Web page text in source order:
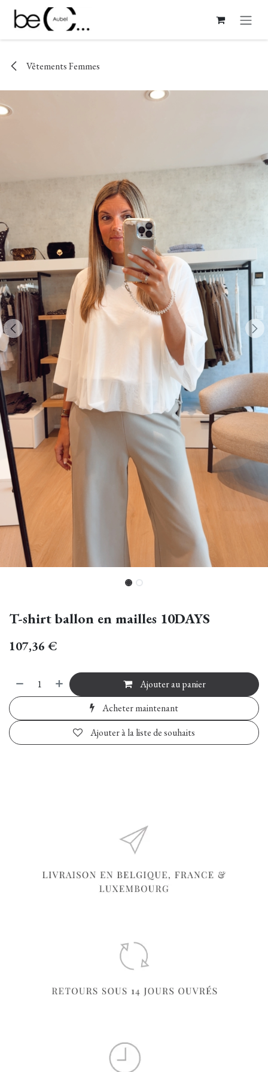
Se rendre au contenu
Vêtements Femmes
T-shirt ballon en mailles 10DAYS
107,36 €
Ajouter au panier
Acheter maintenant
Ajouter à la liste de souhaits